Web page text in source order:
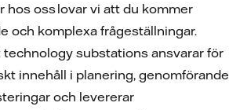
hos oss lovar vi att du kommer
och komplexa frågeställningar.
substations ansvarar för
innehåll i planering, genomförande
och levererar